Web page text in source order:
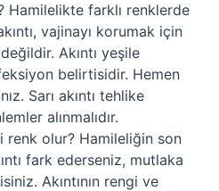
Hamilelikte farklı renklerde
vajinayı korumak için
Akıntı yeşile
belirtisidir. Hemen
Sarı akıntı tehlike
alınmalıdır.
renk olur? Hamileliğin son
fark ederseniz, mutlaka
Akıntının rengi ve